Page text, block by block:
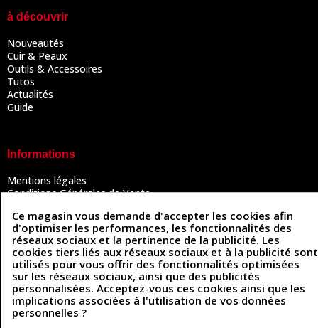
à découvrir
Nouveautés
Cuir & Peaux
Outils & Accessoires
Tutos
Actualités
Guide
Informations
Mentions légales
Conditions Générales de Vente
Politique des cookies
Contactez-nous
Coordonnées
493 Chemin de Catougnac
81300 Graulhet
Ce magasin vous demande d'accepter les cookies afin
d'optimiser les performances, les fonctionnalités des
réseaux sociaux et la pertinence de la publicité. Les
cookies tiers liés aux réseaux sociaux et à la publicité sont
utilisés pour vous offrir des fonctionnalités optimisées
sur les réseaux sociaux, ainsi que des publicités
personnalisées. Acceptez-vous ces cookies ainsi que les
implications associées à l'utilisation de vos données
personnelles ?